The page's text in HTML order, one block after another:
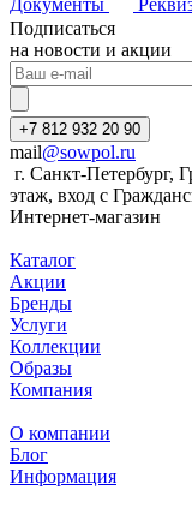
Документы
Подписаться
на новости и акции
+7 812 932 20 90
mail@sowpol.ru
г. Санкт-Петербург,
этаж, вход с
Интернет-магазин
Каталог
Акции
Бренды
Услуги
Коллекции
Образы
Компания
О компании
Блог
Информация